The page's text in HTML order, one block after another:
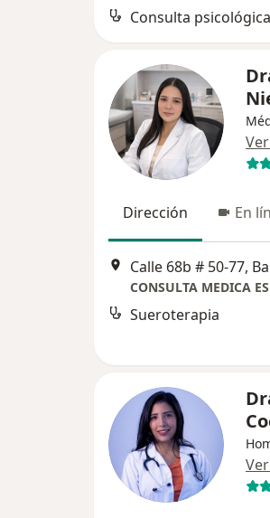
Consulta
Dirección En
Calle 68b # 50-77,
CONSULTA MEDICA
Sueroterapia